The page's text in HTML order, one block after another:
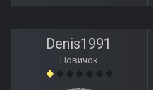
Denis1991
Новичок